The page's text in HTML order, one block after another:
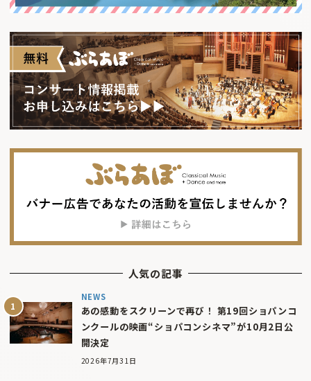
人気の記事
NEWS
あの感動をスクリーンで再び！ 第19回ショパンコ
ンクールの映画“ショパコンシネマ”が10月2日公
開決定
2026年7月31日